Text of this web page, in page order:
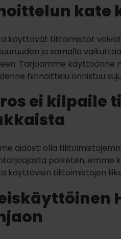
kate
käyttävät tilitoimistot
ja samalla
Tarjoamme käyttöönne
hinnoittelu onnistuu
ei kilpaile
aidosti olla
poiketen, emme
käyttävien tilitoimistojen